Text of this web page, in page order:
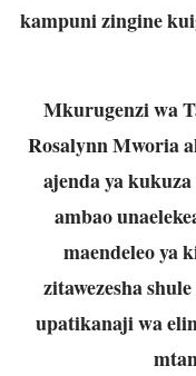
kampuni zingine
Mkurugenzi wa
Rosalynn Mworia
ajenda ya
ambao
maendeleo ya
zitawezesha
upatikanaji wa